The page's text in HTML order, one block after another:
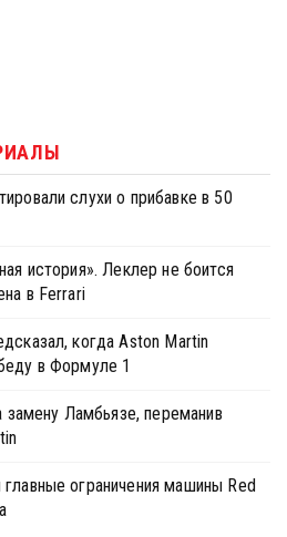
слухи о прибавке в 50
история». Леклер не боится
в Ferrari
когда Aston Martin
в Формуле 1
замену Ламбьязе, переманив
ограничения машины Red